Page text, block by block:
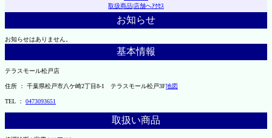
取扱商品|店舗へｱｸｾｽ
お知らせ
お知らせはありません。
基本情報
テラスモール松戸店
住所 ： 千葉県松戸市八ケ崎2丁目8-1 テラスモール松戸3F地図
TEL ： 0473093651
取扱い商品